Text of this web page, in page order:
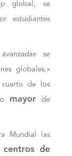
global, se
estudiantes
se
globales,»
cuarto de los
mayorde
Mundial las
centros de